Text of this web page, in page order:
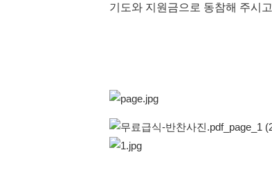
기도와 지원금으로 동참해 주시고